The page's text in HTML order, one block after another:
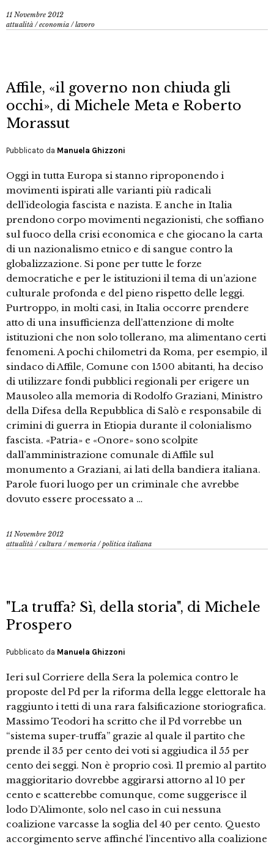
11 Novembre 2012
attualità /economia /lavoro
Affile, «il governo non chiuda gli
occhi», di Michele Meta e Roberto
Morassut
Pubblicato da Manuela Ghizzoni
Oggi in tutta Europa si stanno riproponendo i
movimenti ispirati alle varianti più radicali
dell’ideologia fascista e nazista. E anche in Italia
prendono corpo movimenti negazionisti, che soffiano
sul fuoco della crisi economica e che giocano la carta
di un nazionalismo etnico e di sangue contro la
globalizzazione. Si pone per tutte le forze
democratiche e per le istituzioni il tema di un’azione
culturale profonda e del pieno rispetto delle leggi.
Purtroppo, in molti casi, in Italia occorre prendere
atto di una insufficienza dell’attenzione di molte
istituzioni che non solo tollerano, ma alimentano certi
fenomeni. A pochi chilometri da Roma, per esempio, il
sindaco di Affile, Comune con 1500 abitanti, ha deciso
di utilizzare fondi pubblici regionali per erigere un
Mausoleo alla memoria di Rodolfo Graziani, Ministro
della Difesa della Repubblica di Salò e responsabile di
crimini di guerra in Etiopia durante il colonialismo
fascista. «Patria» e «Onore» sono scolpite
dall’amministrazione comunale di Affile sul
monumento a Graziani, ai lati della bandiera italiana.
Parole fuori luogo per un criminale che avrebbe
dovuto essere processato a …
11 Novembre 2012
attualità /cultura /memoria /politica italiana
"La truffa? Sì, della storia", di Michele
Prospero
Pubblicato da Manuela Ghizzoni
Ieri sul Corriere della Sera la polemica contro le
proposte del Pd per la riforma della legge elettorale ha
raggiunto i tetti di una rara falsificazione storiografica.
Massimo Teodori ha scritto che il Pd vorrebbe un
“sistema super-truffa” grazie al quale il partito che
prende il 35 per cento dei voti si aggiudica il 55 per
cento dei seggi. Non è proprio così. Il premio al partito
maggioritario dovrebbe aggirarsi attorno al 10 per
cento e scatterebbe comunque, come suggerisce il
lodo D’Alimonte, solo nel caso in cui nessuna
coalizione varcasse la soglia del 40 per cento. Questo
accorgimento serve affinché l’incentivo alla coalizione